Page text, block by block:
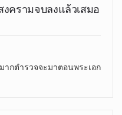
ครามจบลงแล้วเสมอ
ากตำรวจจะมาตอนพระเอก